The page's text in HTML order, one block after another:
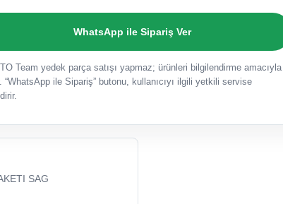
WhatsApp ile Sipariş Ver
Team yedek parça satışı yapmaz; ürünleri bilgilendirme amacıyla
“WhatsApp ile Sipariş” butonu, kullanıcıyı ilgili yetkili servise
SAG